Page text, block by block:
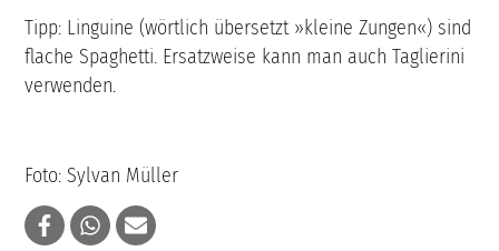
Tipp: Linguine (wörtlich übersetzt »kleine Zungen«) sind
flache Spaghetti. Ersatzweise kann man auch Taglierini
verwenden.
Foto: Sylvan Müller